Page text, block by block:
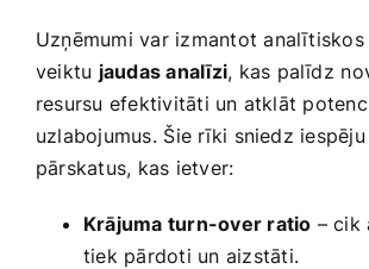
Uzņēmumi var izmantot‍ analītiskos
veiktu jaudas‌ analīzi, kas ‌palīdz
resursu efektivitāti un atklāt
uzlabojumus.⁤ Šie rīki sniedz
pārskatus, kas ietver:
Krājuma turn-over ratio – cik
tiek pārdoti un aizstāti.